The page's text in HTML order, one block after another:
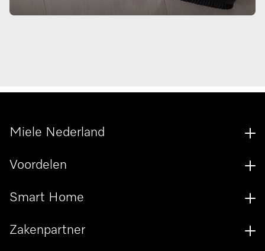
Miele Nederland
Voordelen
Smart Home
Zakenpartner